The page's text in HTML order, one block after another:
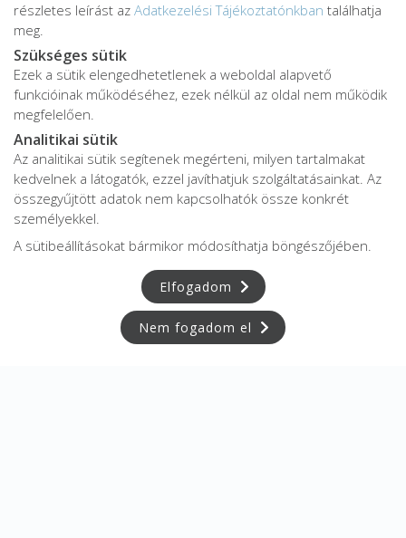
részletes leírást az Adatkezelési Tájékoztatónkban találhatja
meg.
Szükséges sütik
Ezek a sütik elengedhetetlenek a weboldal alapvető
funkcióinak működéséhez, ezek nélkül az oldal nem működik
megfelelően.
Analitikai sütik
Az analitikai sütik segítenek megérteni, milyen tartalmakat
kedvelnek a látogatók, ezzel javíthatjuk szolgáltatásainkat. Az
összegyűjtött adatok nem kapcsolhatók össze konkrét
személyekkel.
A sütibeállításokat bármikor módosíthatja böngészőjében.
Elfogadom
Nem fogadom el